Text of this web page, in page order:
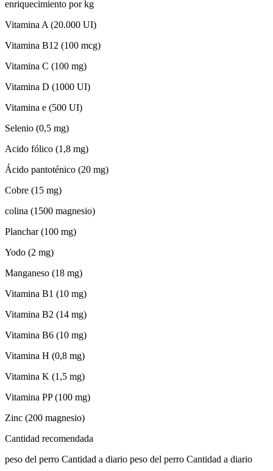
enriquecimiento por kg
Vitamina A (20.000 UI)
Vitamina B12 (100 mcg)
Vitamina C (100 mg)
Vitamina D (1000 UI)
Vitamina e (500 UI)
Selenio (0,5 mg)
Acido fólico (1,8 mg)
Ácido pantoténico (20 mg)
Cobre (15 mg)
colina (1500 magnesio)
Planchar (100 mg)
Yodo (2 mg)
Manganeso (18 mg)
Vitamina B1 (10 mg)
Vitamina B2 (14 mg)
Vitamina B6 (10 mg)
Vitamina H (0,8 mg)
Vitamina K (1,5 mg)
Vitamina PP (100 mg)
Zinc (200 magnesio)
Cantidad recomendada
peso del perro Cantidad a diario peso del perro Cantidad a diario